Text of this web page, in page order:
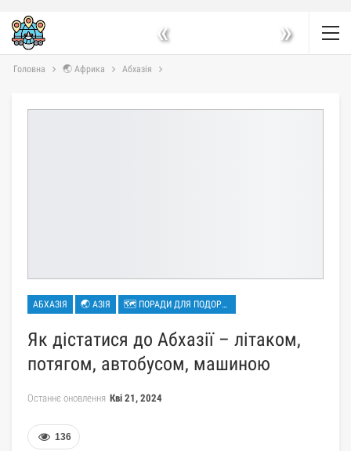
« »
Головна 🌏 Африка Абхазія
АБХАЗІЯ 🌏 АЗІЯ 🗺 ПОРАДИ ДЛЯ ПОДОРОЖЕЙ
Як дістатися до Абхазії – літаком,
потягом, автобусом, машиною
Останнє оновлення Кві 21, 2024
136